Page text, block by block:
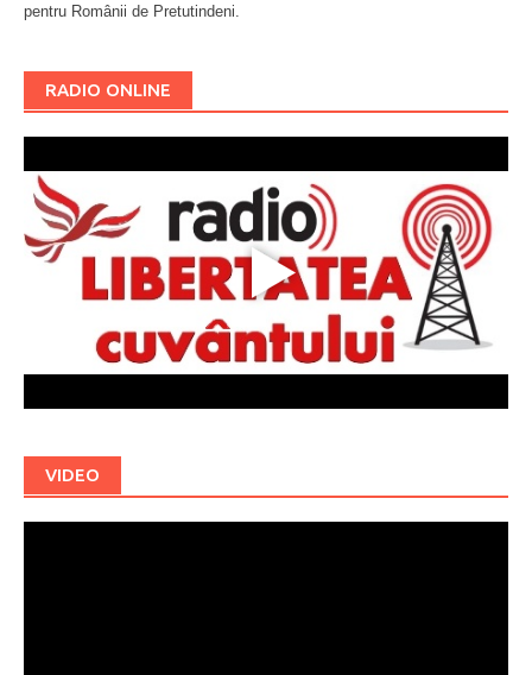
pentru Românii de Pretutindeni.
RADIO ONLINE
VIDEO